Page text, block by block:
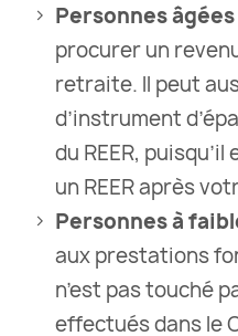
Personnes âgées
procurer un
retraite. Il peut
d’instrument
du REER,
un REER après
Personnes à
aux prestations
n’est pas touché
effectués dans le